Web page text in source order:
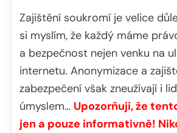
Zajištění soukromí je velice
si myslím, že každý máme
a bezpečnost nejen venku na
internetu. Anonymizace a
zabezpečení však zneužívají i
úmyslem… Upozorňuji, že
jen a pouze informativně!